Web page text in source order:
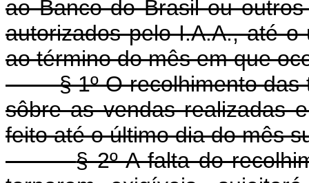
ao Banco do Brasil ou
autorizados pelo I.A.A., até
ao término do mês em que
§ 1º O recolhimento das
sôbre as vendas realizadas
feito até o último dia do mês
§ 2º A falta do